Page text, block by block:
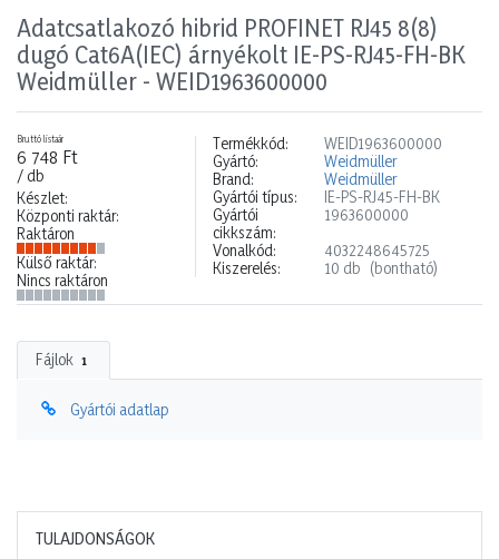
Adatcsatlakozó hibrid PROFINET RJ45 8(8)
dugó Cat6A(IEC) árnyékolt IE-PS-RJ45-FH-BK
Weidmüller - WEID1963600000
Bruttó listaár
6 748 Ft
/ db
Készlet:
Központi raktár:
Raktáron
Külső raktár:
Nincs raktáron
Termékkód:
WEID1963600000
Gyártó:
Weidmüller
Brand:
Weidmüller
Gyártói típus:
IE-PS-RJ45-FH-BK
Gyártói
cikkszám:
1963600000
Vonalkód:
4032248645725
Kiszerelés:
10 db (bontható)
Fájlok 1
Gyártói adatlap
TULAJDONSÁGOK